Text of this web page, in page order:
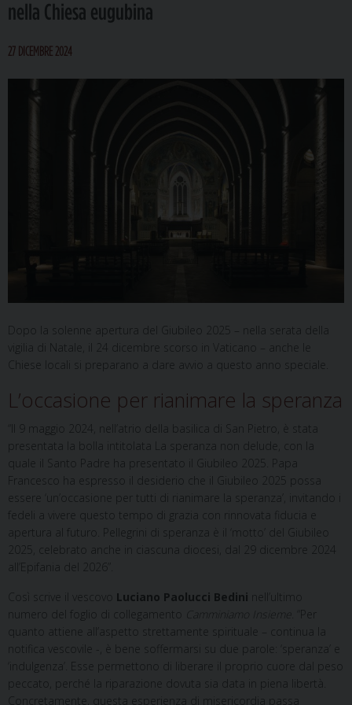
nella Chiesa eugubina
27 DICEMBRE 2024
Dopo la solenne apertura del Giubileo 2025 – nella serata della
vigilia di Natale, il 24 dicembre scorso in Vaticano – anche le
Chiese locali si preparano a dare avvio a questo anno speciale.
L’occasione per rianimare la speranza
“Il 9 maggio 2024, nell’atrio della basilica di San Pietro, è stata
presentata la bolla intitolata La speranza non delude, con la
quale il Santo Padre ha presentato il Giubileo 2025. Papa
Francesco ha espresso il desiderio che il Giubileo 2025 possa
essere ‘un’occasione per tutti di rianimare la speranza’, invitando i
fedeli a vivere questo tempo di grazia con rinnovata fiducia e
apertura al futuro. Pellegrini di speranza è il ‘motto’ del Giubileo
2025, celebrato anche in ciascuna diocesi, dal 29 dicembre 2024
all’Epifania del 2026”.
Così scrive il vescovo Luciano Paolucci Bedini nell’ultimo
numero del foglio di collegamento
. “Per
quanto attiene all’aspetto strettamente spirituale – continua la
notifica vescovile -, è bene soffermarsi su due parole: ‘speranza’ e
‘indulgenza’. Esse permettono di liberare il proprio cuore dal peso
peccato, perché la riparazione dovuta sia data in piena libertà.
Concretamente, questa esperienza di misericordia passa